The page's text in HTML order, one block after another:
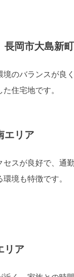
長岡市大島新
境のバランスが良
住宅地です。
エリア
セスが良好で、通
境も特徴です。
リア